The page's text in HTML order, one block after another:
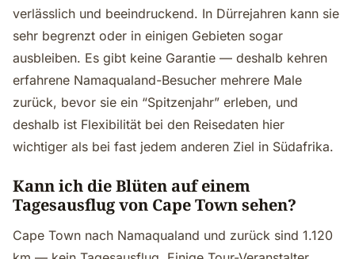
verlässlich und beeindruckend. In Dürrejahren kann sie
sehr begrenzt oder in einigen Gebieten sogar
ausbleiben. Es gibt keine Garantie — deshalb kehren
erfahrene Namaqualand-Besucher mehrere Male
zurück, bevor sie ein “Spitzenjahr” erleben, und
deshalb ist Flexibilität bei den Reisedaten hier
wichtiger als bei fast jedem anderen Ziel in Südafrika.
Kann ich die Blüten auf einem
Tagesausflug von Cape Town sehen?
Cape Town nach Namaqualand und zurück sind 1.120